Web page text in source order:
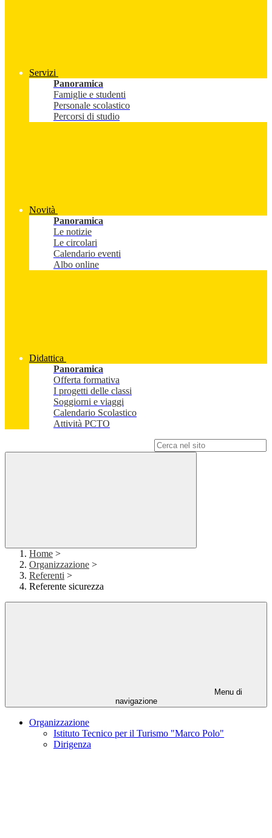
Servizi
Panoramica
Famiglie e studenti
Personale scolastico
Percorsi di studio
Novità
Panoramica
Le notizie
Le circolari
Calendario eventi
Albo online
Didattica
Panoramica
Offerta formativa
I progetti delle classi
Soggiorni e viaggi
Calendario Scolastico
Attività PCTO
Home >
Organizzazione >
Referenti >
Referente sicurezza
Menu di
navigazione
Organizzazione
Istituto Tecnico per il Turismo "Marco Polo"
Dirigenza